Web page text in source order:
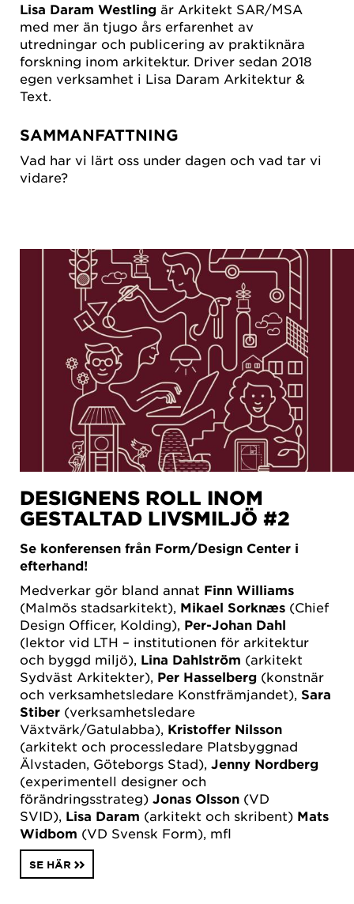
Lisa Daram Westling är Arkitekt SAR/MSA
med mer än tjugo års erfarenhet av
utredningar och publicering av praktiknära
forskning inom arkitektur. Driver sedan 2018
egen verksamhet i Lisa Daram Arkitektur &
Text.
SAMMANFATTNING
Vad har vi lärt oss under dagen och vad tar vi
vidare?
DESIGNENS ROLL INOM
GESTALTAD LIVSMILJÖ #2
Se konferensen från Form/Design Center i
efterhand!
Medverkar gör bland annat Finn Williams
(Malmös stadsarkitekt), Mikael Sorknæs (Chief
Design Officer, Kolding), Per-Johan Dahl
(lektor vid LTH – institutionen för arkitektur
och byggd miljö), Lina Dahlström (arkitekt
Sydväst Arkitekter), Per Hasselberg (konstnär
och verksamhetsledare Konstfrämjandet), Sara
Stiber (verksamhetsledare
Växtvärk/Gatulabba), Kristoffer Nilsson
(arkitekt och processledare Platsbyggnad
Älvstaden, Göteborgs Stad), Jenny Nordberg
(experimentell designer och
förändringsstrateg) Jonas Olsson (VD
SVID), Lisa Daram (arkitekt och skribent) Mats
Widbom (VD Svensk Form), mfl
SE HÄR